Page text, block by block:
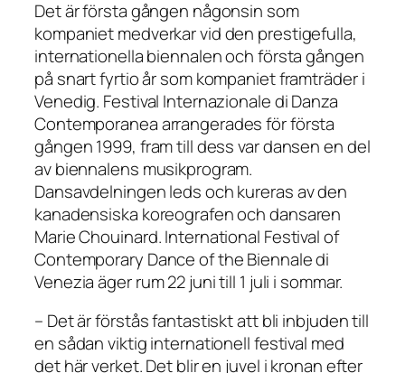
Det är första gången någonsin som
kompaniet medverkar vid den prestigefulla,
internationella biennalen och första gången
på snart fyrtio år som kompaniet framträder i
Venedig. Festival Internazionale di Danza
Contemporanea arrangerades för första
gången 1999, fram till dess var dansen en del
av biennalens musikprogram.
Dansavdelningen leds och kureras av den
kanadensiska koreografen och dansaren
Marie Chouinard. International Festival of
Contemporary Dance of the Biennale di
Venezia äger rum 22 juni till 1 juli i sommar.
– Det är förstås fantastiskt att bli inbjuden till
en sådan viktig internationell festival med
det här verket. Det blir en juvel i kronan efter